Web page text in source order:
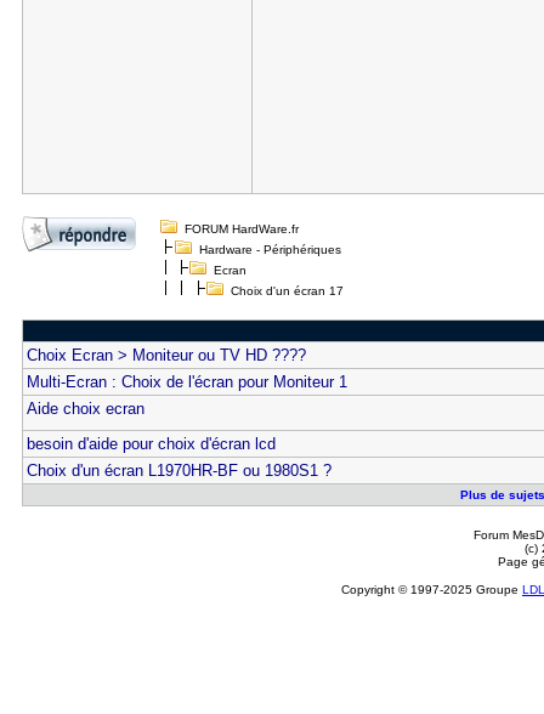
FORUM HardWare.fr
Hardware - Périphériques
Ecran
Choix d'un écran 17
Choix Ecran > Moniteur ou TV HD ????
Multi-Ecran : Choix de l'écran pour Moniteur 1
Aide choix ecran
besoin d'aide pour choix d'écran lcd
Choix d'un écran L1970HR-BF ou 1980S1 ?
Plus de
Forum
(c)
Page
Copyright © 1997-2025 Groupe